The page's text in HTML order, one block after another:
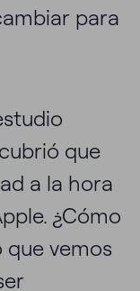
para
que
a la hora
¿Cómo
vemos